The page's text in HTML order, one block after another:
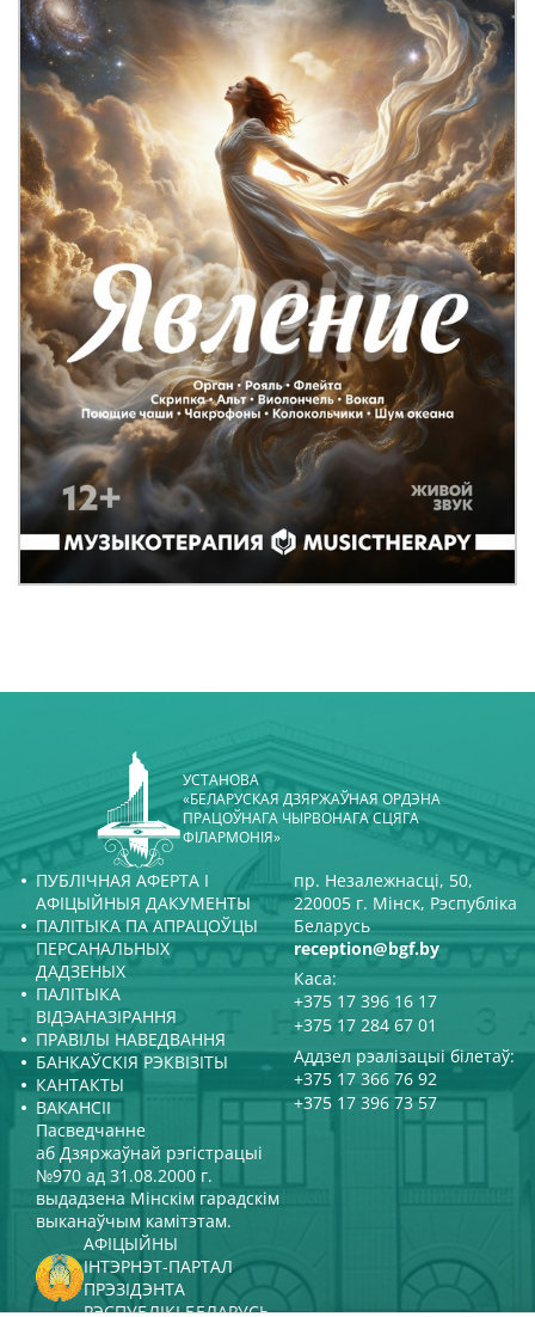
УСТАНОВА
«БЕЛАРУСКАЯ ДЗЯРЖАЎНАЯ ОРДЭНА
ПРАЦОЎНАГА ЧЫРВОНАГА СЦЯГА
ФІЛАРМОНІЯ»
ПУБЛІЧНАЯ АФЕРТА І
АФІЦЫЙНЫЯ ДАКУМЕНТЫ
ПАЛІТЫКА ПА АПРАЦОЎЦЫ
ПЕРСАНАЛЬНЫХ
ДАДЗЕНЫХ
ПАЛІТЫКА
ВІДЭАНАЗІРАННЯ
ПРАВІЛЫ НАВЕДВАННЯ
БАНКАЎСКІЯ РЭКВІЗІТЫ
КАНТАКТЫ
ВАКАНСІІ
пр. Незалежнасці, 50,
220005 г. Мінск, Рэспубліка
Беларусь
reception@bgf.by
Каса:
+375 17 396 16 17
+375 17 284 67 01
Аддзел рэалізацыі білетаў:
+375 17 366 76 92
+375 17 396 73 57
Пасведчанне
аб Дзяржаўнай рэгістрацыі
№970 ад 31.08.2000 г.
выдадзена Мінскім гарадскім
выканаўчым камітэтам.
АФІЦЫЙНЫ
ІНТЭРНЭТ-ПАРТАЛ
ПРЭЗІДЭНТА
РЭСПУБЛІКІ БЕЛАРУСЬ